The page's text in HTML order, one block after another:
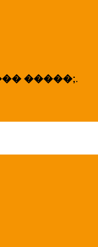
�����;.